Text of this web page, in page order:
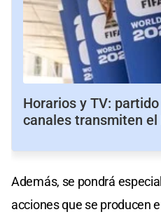
Horarios y TV:
canales transmiten
Además, se pondrá
acciones que se producen